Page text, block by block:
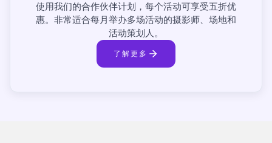
使用我们的合作伙伴计划，每个活动可享受五折优
惠。非常适合每月举办多场活动的摄影师、场地和
活动策划人。
了解更多